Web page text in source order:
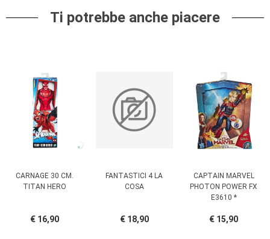
Ti potrebbe anche piacere
CARNAGE 30 CM.
TITAN HERO
€ 16,90
FANTASTICI 4 LA
COSA
€ 18,90
CAPTAIN MARVEL
PHOTON POWER FX
E3610 *
€ 15,90